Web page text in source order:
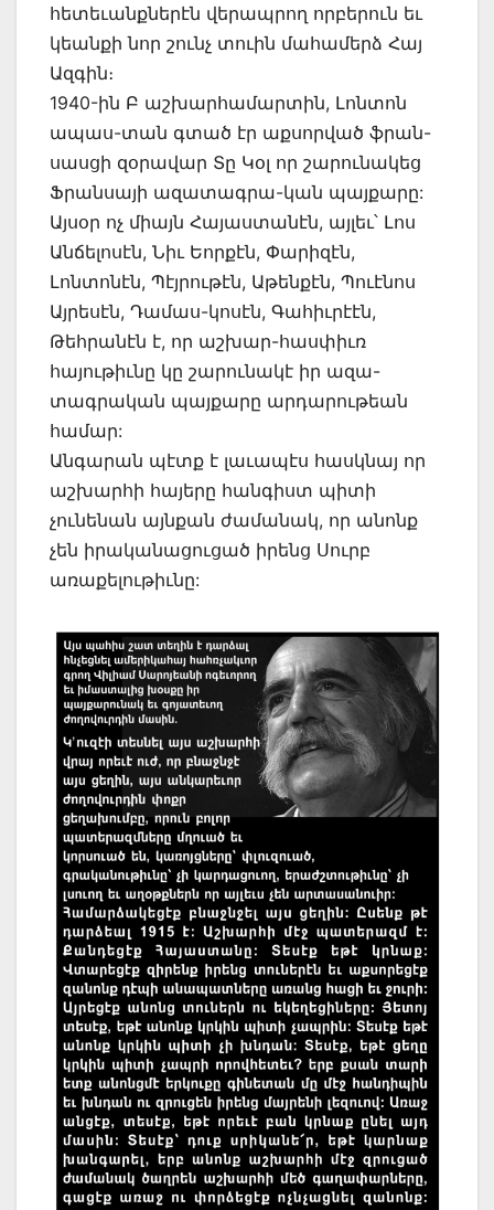
հետեւանքներէն վերապրող որբերուն եւ
կեանքի նոր շունչ տուին մահամերձ Հայ
Ազգին։
1940-ին Բ աշխարհամարտին, Լոնտոն
ապաս-տան գտած էր աքսորված ֆրան-
սասցի զօրավար Տը Կօլ որ շարունակեց
Ֆրանսայի ազատագրա-կան պայքարը:
Այսօր ոչ միայն Հայաստանէն, այլեւ՝ Լոս
Անճելոսէն, Նիւ Եորքէն, Փարիզէն,
Լոնտոնէն, Պէյրութէն, Աթենքէն, Պուէնոս
Այրեսէն, Դամաս-կոսէն, Գահիւրէէն,
Թեհրանէն է, որ աշխար-հասփիւռ
հայութիւնը կը շարունակէ իր ազա-
տագրական պայքարը արդարութեան
համար:
Անգարան պէտք է լաւապէս հասկնայ որ
աշխարհի հայերը հանգիստ պիտի
չունենան այնքան ժամանակ, որ անոնք
չեն իրականացուցած իրենց Սուրբ
առաքելութիւնը: